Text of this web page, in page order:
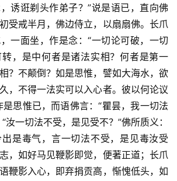
诱诳剃头作弟子？”说是语已，直向佛
受戒半月，佛边侍立，以扇扇佛。长爪
一面坐，作是念：“一切论可破，一切
，是中何者是诸法实相？何者是第一
？不颠倒？如是思惟，譬如大海水，欲
，不得一法实可以入心者。彼以何论议
是思惟已，而语佛言：“瞿昙，我一切法
汝一切法不受，是见受不？”佛所质义：
是毒气，言一切法不受，是见毒汝受
，如好马见鞭影即觉，便著正道；长爪
鞭影入心，即弃捐贡高，惭愧低头，如